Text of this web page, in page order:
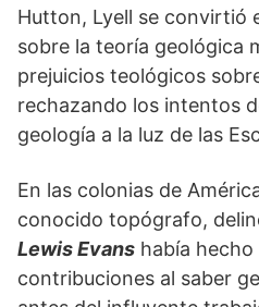
Hutton, Lyell se convirtió
sobre la teoría geológica
prejuicios teológicos
rechazando los intentos
geología a la luz de las
En las colonias de
conocido topógrafo,
Lewis Evans había
contribuciones al saber